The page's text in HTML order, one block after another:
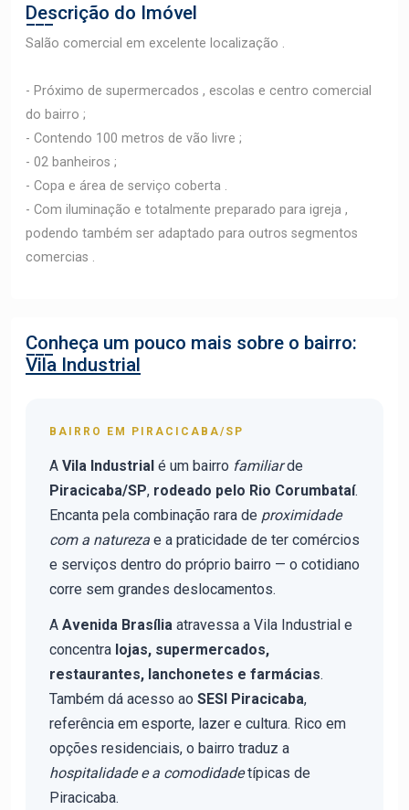
Descrição do Imóvel
Salão comercial em excelente localização .
- Próximo de supermercados , escolas e centro comercial
do bairro ;
- Contendo 100 metros de vão livre ;
- 02 banheiros ;
- Copa e área de serviço coberta .
- Com iluminação e totalmente preparado para igreja ,
podendo também ser adaptado para outros segmentos
comercias .
Conheça um pouco mais sobre o bairro:
Vila Industrial
BAIRRO EM PIRACICABA/SP
A Vila Industrial é um bairro familiarde
Piracicaba/SP, rodeado pelo Rio Corumbataí.
Encanta pela combinação rara de proximidade
com a natureza e a praticidade de ter comércios
e serviços dentro do próprio bairro — o cotidiano
corre sem grandes deslocamentos.
A Avenida Brasília atravessa a Vila Industrial e
concentra lojas, supermercados,
restaurantes, lanchonetes e farmácias.
Também dá acesso ao SESI Piracicaba,
referência em esporte, lazer e cultura. Rico em
opções residenciais, o bairro traduz a
hospitalidade e a comodidadetípicas de
Piracicaba.